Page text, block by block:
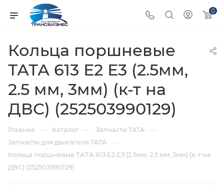
0
Кольца поршневые
ТАТА 613 Е2 Е3 (2.5мм,
2.5 мм, 3мм) (к-т на
ДВС) (252503990129)
Главная — Каталог — Запчасти TATA —
Запчасти для двигателя TATA —
Кольца поршневые ТАТА 613 Е2 Е3 (2.5мм, 2.5 мм, 3мм) (к-т на
ДВС) (252503990129)